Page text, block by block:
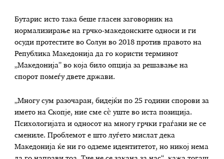
Бутарис исто така беше гласен заговорник на
нормализирање на грчко-македонските односи и ги
осуди протестите во Солун во 2018 против правото на
Република Македонија да го користи терминот
„Македонија” во која било опција за решавање на
спорот помеѓу двете држави.
„Многу сум разочаран, бидејќи по 25 години спорови за
името на Скопје, ние сме сѐ уште во иста позиција.
Психологијата и односот на многу грчки граѓани не се
смениле. Проблемот е што луѓето мислат дека
Македонија ќе ни го одземе идентитетот, но никој нема